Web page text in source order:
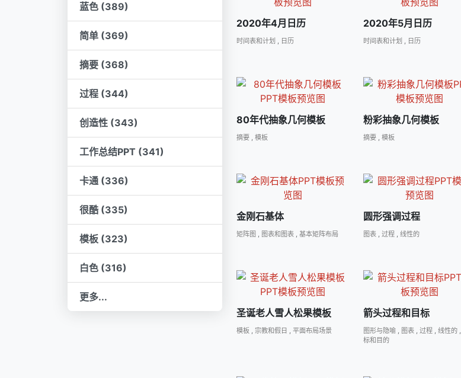
蓝色 (389)
简单 (369)
摘要 (368)
过程 (344)
创造性 (343)
工作总结PPT (341)
卡通 (336)
很酷 (335)
模板 (323)
白色 (316)
更多...
2020年4月日历
时间表和计划 , 日历
2020年5月日历
时间表和计划 , 日历
80年代抽象几何模板
摘要 , 模板
粉彩抽象几何模板
摘要, 模板
金刚石基体
矩阵图 , 图表和图表 , 基本矩阵布局
圆形强调过程
图表, 过程, 线性的
圣诞老人雪人松果模板
模板 , 宗教和假日 , 平面布局场景
箭头过程和目标
图形与隐喻, 图表, 过程, 线性的,
标和目的